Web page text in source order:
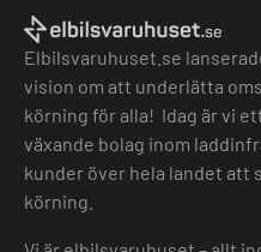
Övriga tillbehör
El-lexikon
Installation
Grön teknik bidrag
Lastbalansering
Köpvillkor
Köpvillkor batteri
Felanmälan
Hantera cookies
Elbilsladdare företag
Laddbox bäst i test
Bilmärken
Jämför laddboxar
Jämför hembatterier
Elbilsvaruhuset.se
vision om att underlätta
körning för alla! Idag är vi
växande bolag inom
kunder över hela landet
körning.